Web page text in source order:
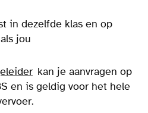
in dezelfde klas en op
jou
kan je aanvragen op
en is geldig voor het hele